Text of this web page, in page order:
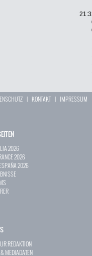
| KONTAKT| IMPRESSUM
2026
2026
2026
REDAKTION
MEDIADATEN